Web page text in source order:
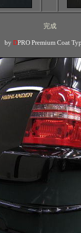
完成
by DPRO Premium Coat